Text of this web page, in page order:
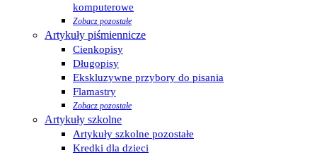
komputerowe
Zobacz pozostałe
Artykuły piśmiennicze
Cienkopisy
Długopisy
Ekskluzywne przybory do pisania
Flamastry
Zobacz pozostałe
Artykuły szkolne
Artykuły szkolne pozostałe
Kredki dla dzieci